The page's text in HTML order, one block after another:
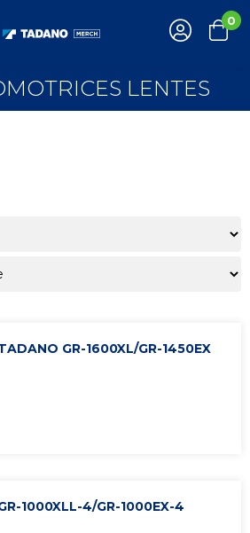
0
LENTES
GR-1600XL/GR-1450EX
1000XLL-4/GR-1000EX-4